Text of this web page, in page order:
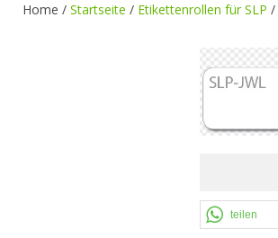
Home / Startseite / Etikettenrollen für SLP /
teilen